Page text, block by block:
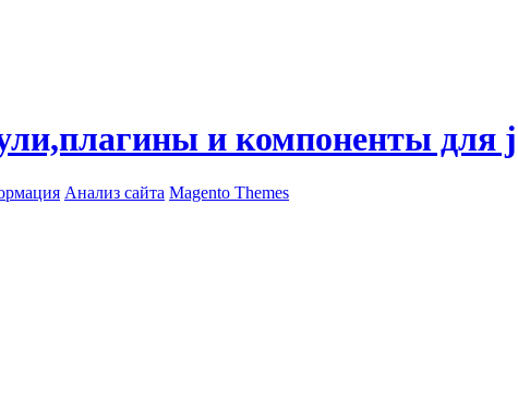
и компоненты для
Анализ сайта Magento Themes